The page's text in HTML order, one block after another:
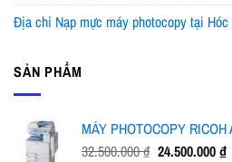
Địa chỉ Nạp mực máy photocopy tại Hóc
SẢN PHẨM
MÁY PHOTOCOPY
32.500.000₫ Giá
24.500.000₫